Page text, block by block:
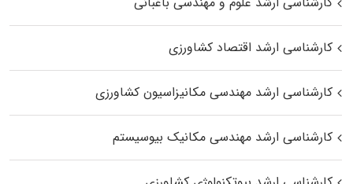
کارشناسی ارشد اقتصاد کشاورزی
کارشناسی ارشد مهندسی مکانیزاسیون کشاورزی
کارشناسی ارشد مهندسی مکانیک بیوسیستم